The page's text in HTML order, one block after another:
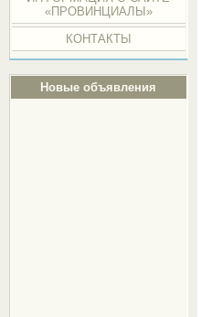
«ПРОВИНЦИАЛЫ»
КОНТАКТЫ
Новые объявления